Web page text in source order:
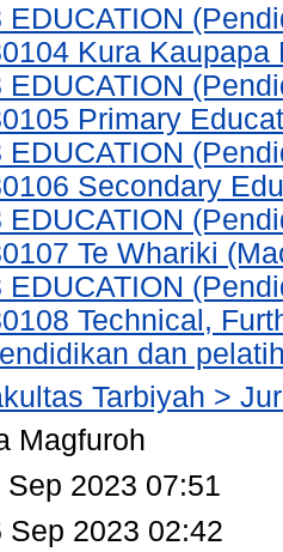
EDUCATION
Kura
EDUCATION
Primary
EDUCATION
Secondary
EDUCATION
Te Whariki
EDUCATION
Technical,
dan
Tarbiyah >
Magfuroh
Sep 2023 07:51
Sep 2023 02:42